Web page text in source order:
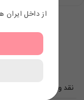
نقد و نظرات
از داخل